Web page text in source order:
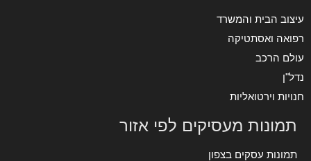
עיצוב הבית והמשרד
רפואה ואסתטיקה
עולם הרכב
נדל"ן
חנויות וירטואליות
תמונות מעסיקים לפי אזור
תמונות עסקים בצפון